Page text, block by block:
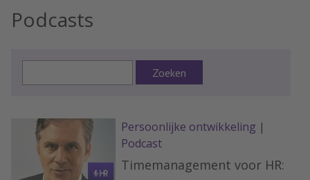
Podcasts
Zoeken
Persoonlijke ontwikkeling |
Podcast
Timemanagement voor HR: